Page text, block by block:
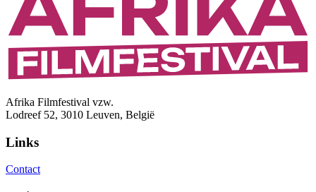
Afrika Filmfestival vzw.
Lodreef 52, 3010 Leuven, België
Links
Contact